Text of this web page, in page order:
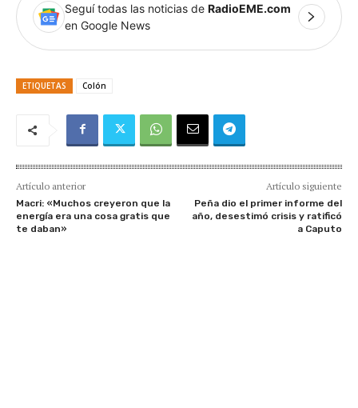
Seguí todas las noticias de RadioEME.com
en Google News
ETIQUETAS Colón
Artículo anterior
Macri: «Muchos creyeron que la
energía era una cosa gratis que
te daban»
Artículo siguiente
Peña dio el primer informe del
año, desestimó crisis y ratificó
a Caputo